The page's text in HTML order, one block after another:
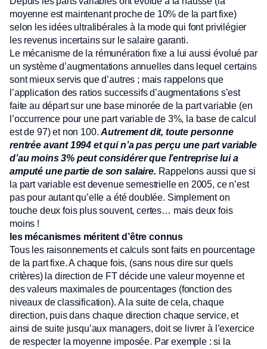
moyenne est maintenant proche de 10% de la part fixe)
selon les idées ultralibérales à la mode qui font privilégier
les revenus incertains sur le salaire garanti.
Le mécanisme de la rémunération fixe a lui aussi évolué par
un système d’augmentations annuelles dans lequel certains
sont mieux servis que d’autres ; mais rappelons que
l’application des ratios successifs d’augmentations s’est
faite au départ sur une base minorée de la part variable (en
l’occurrence pour une part variable de 3%, la base de calcul
est de 97) et non 100.Autrement dit, toute personne
rentrée avant 1994 et qui n’a pas perçu une part variable
d’au moins 3% peut considérer que l’entreprise lui a
amputé une partie de son salaire. Rappelons aussi que si
la part variable est devenue semestrielle en 2005, ce n’est
pas pour autant qu’elle a été doublée. Simplement on
touche deux fois plus souvent, certes… mais deux fois
moins !
les mécanismes méritent d’être connus
Tous les raisonnements et calculs sont faits en pourcentage
de la part fixe. A chaque fois, (sans nous dire sur quels
critères) la direction de FT décide une valeur moyenne et
des valeurs maximales de pourcentages (fonction des
niveaux de classification). A la suite de cela, chaque
direction, puis dans chaque direction chaque service, et
ainsi de suite jusqu’aux managers, doit se livrer à l’exercice
de respecter la moyenne imposée. Par exemple : si la